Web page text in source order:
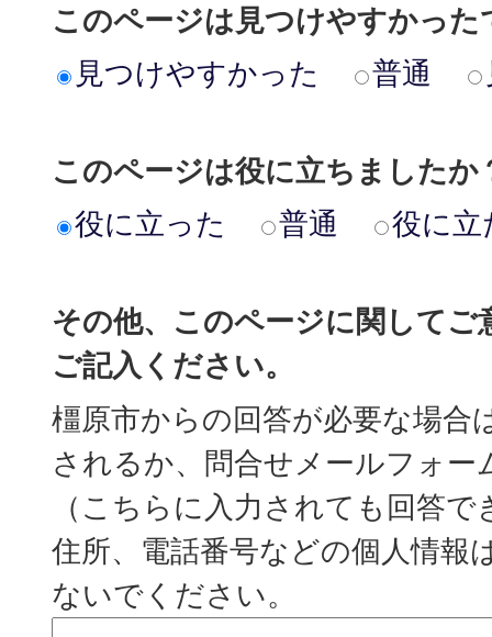
このページは見つけやすかった
見つけやすかった
普通
このページは役に立ちましたか
役に立った
普通 役に立
その他、このページに関してご
ご記入ください。
橿原市からの回答が必要な場合
されるか、問合せメールフォー
（こちらに入力されても回答
住所、電話番号などの個人情報
ないでください。